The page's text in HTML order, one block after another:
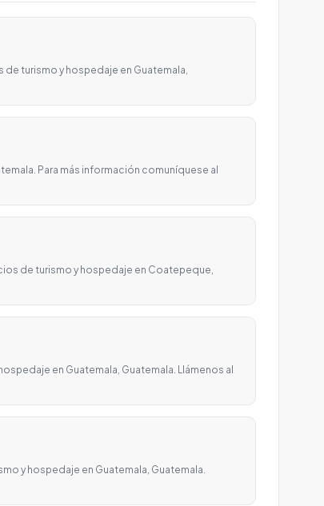
turismo y hospedaje en Guatemala,
Para más información comuníquese al
de turismo y hospedaje en Coatepeque,
en Guatemala, Guatemala. Llámenos al
y hospedaje en Guatemala, Guatemala.